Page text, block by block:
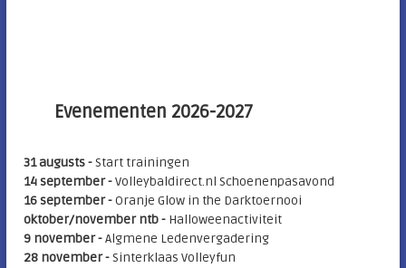
Evenementen 2026-2027
31 augusts -Start trainingen
14 september -Volleybaldirect.nl Schoenenpasavond
16 september -Oranje Glow in the Darktoernooi
oktober/november ntb - Halloweenactiviteit
9 november -Algmene Ledenvergadering
28 november -Sinterklaas Volleyfun